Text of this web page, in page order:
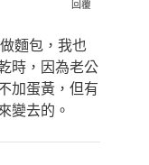
回覆
麵包，我也
時，因為老公
加蛋黃，但有
變去的。